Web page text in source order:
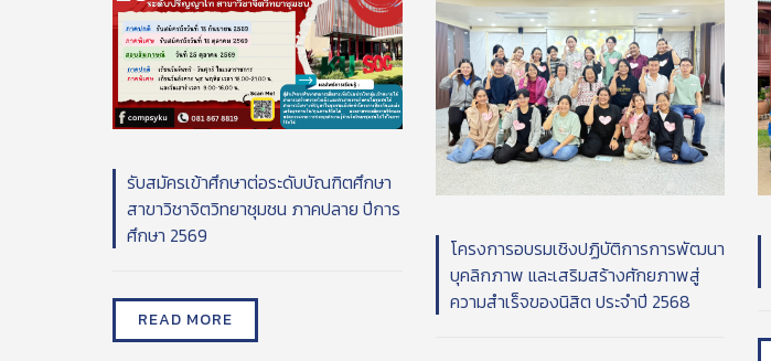
รับสมัครเข้าศึกษาต่อระดับบัณฑิตศึกษา
สาขาวิชาจิตวิทยาชุมชน ภาคปลาย ปีการ
ศึกษา 2569
READ MORE
โครงการอบรมเชิงปฏิบัติการการพัฒนา
บุคลิกภาพ และเสริมสร้างศักยภาพสู่
ความสำเร็จของนิสิต ประจำปี 2568